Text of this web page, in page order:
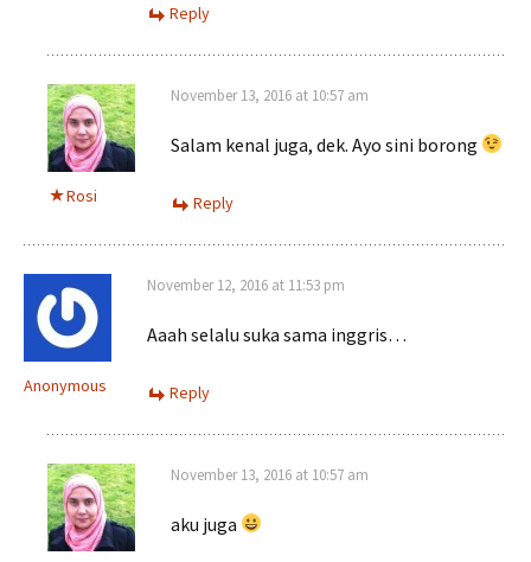
Reply
Rosi
November 13, 2016 at 10:57 am
Salam kenal juga, dek. Ayo sini borong
Reply
Anonymous
November 12, 2016 at 11:53 pm
Aaah selalu suka sama inggris…
Reply
November 13, 2016 at 10:57 am
aku juga